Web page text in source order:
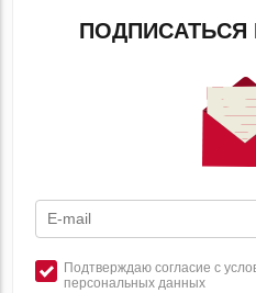
ПОДПИСАТЬСЯ
Подтверждаю согласие с
персональных данных